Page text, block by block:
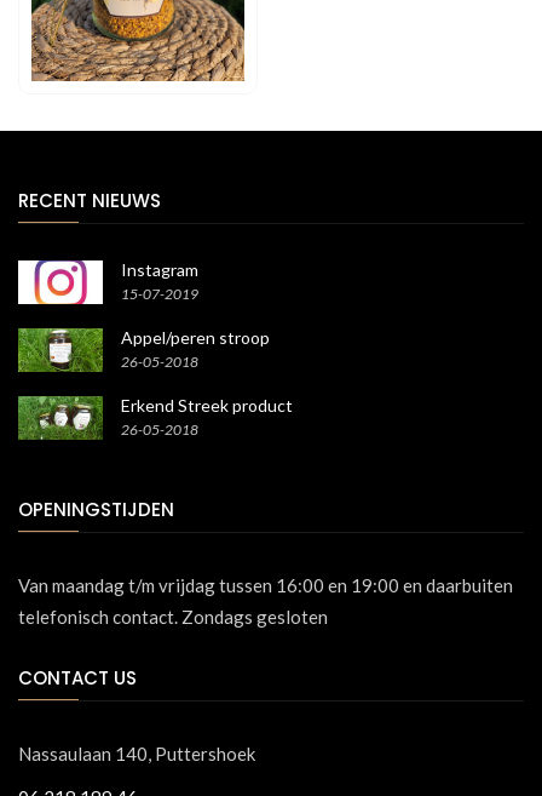
RECENT NIEUWS
Instagram
15-07-2019
Appel/peren stroop
26-05-2018
Erkend Streek product
26-05-2018
OPENINGSTIJDEN
Van maandag t/m vrijdag tussen 16:00 en 19:00 en daarbuiten
telefonisch contact. Zondags gesloten
CONTACT US
Nassaulaan 140, Puttershoek